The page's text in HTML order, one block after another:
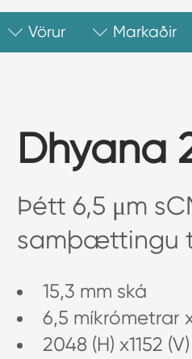
Vörur Markaðir
Dhyana
Þétt 6,5 μm
samþættingu
15,3 mm ská
6,5 míkrómetrar
2048 (H) x1152 (V)